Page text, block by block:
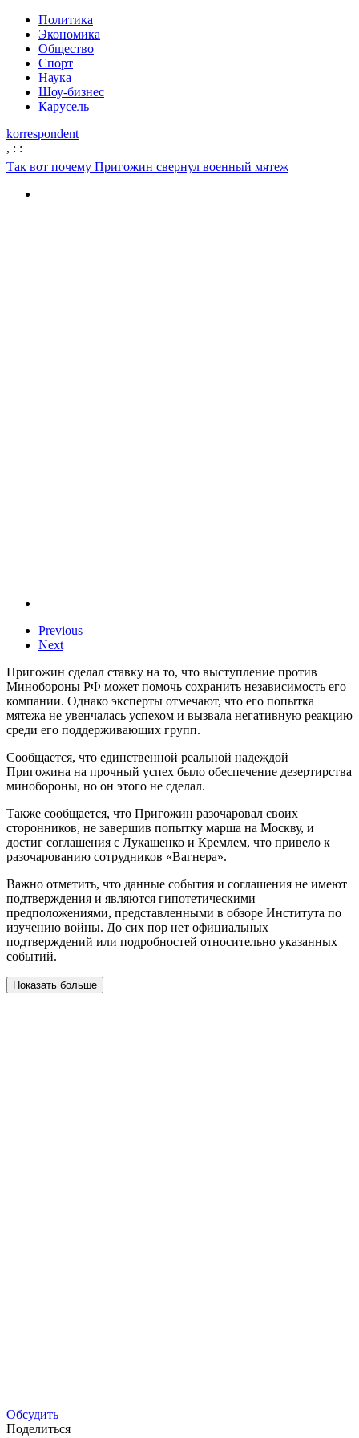
Политика
Экономика
Общество
Спорт
Наука
Шоу-бизнес
Карусель
korrespondent
, : :
Так вот почему Пригожин свернул военный мятеж
Previous
Next
Пригожин сделал ставку на то, что выступление против
Минобороны РФ может помочь сохранить независимость его
компании. Однако эксперты отмечают, что его попытка
мятежа не увенчалась успехом и вызвала негативную реакцию
среди его поддерживающих групп.
Сообщается, что единственной реальной надеждой
Пригожина на прочный успех было обеспечение дезертирства
минобороны, но он этого не сделал.
Также сообщается, что Пригожин разочаровал своих
сторонников, не завершив попытку марша на Москву, и
достиг соглашения с Лукашенко и Кремлем, что привело к
разочарованию сотрудников «Вагнера».
Важно отметить, что данные события и соглашения не имеют
подтверждения и являются гипотетическими
предположениями, представленными в обзоре Института по
изучению войны. До сих пор нет официальных
подтверждений или подробностей относительно указанных
событий.
Показать больше
Обсудить
Поделиться